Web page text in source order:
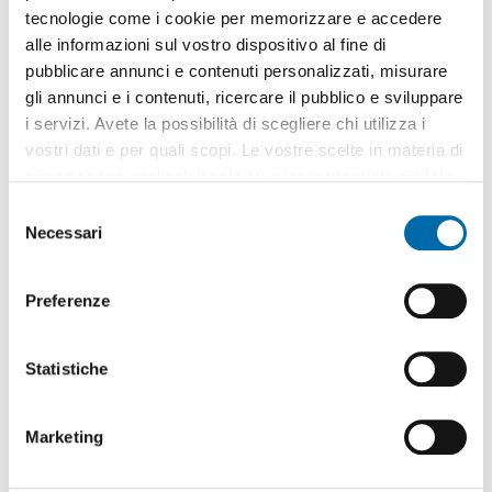
tecnologie come i cookie per memorizzare e accedere
alle informazioni sul vostro dispositivo al fine di
pubblicare annunci e contenuti personalizzati, misurare
gli annunci e i contenuti, ricercare il pubblico e sviluppare
i servizi. Avete la possibilità di scegliere chi utilizza i
vostri dati e per quali scopi. Le vostre scelte in materia di
modificare o revocare il proprio consenso in qualsiasi
momento dalla Dichiarazione sui cookie o facendo clic
raccogliere informazioni sulla tua posizione
geografica, con un'approssimazione di qualche
Identificare il tuo dispositivo, scansionandolo
Necessari
Preferenze
Statistiche
Marketing
Immobili